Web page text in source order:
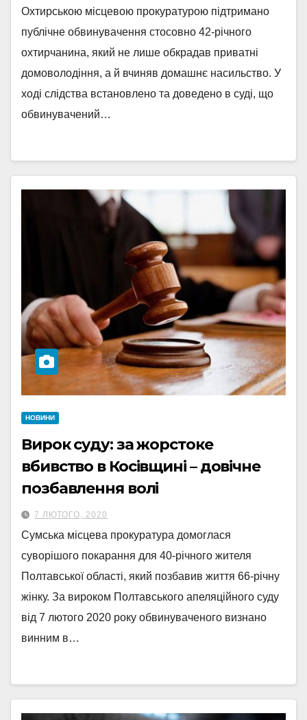
Охтирською місцевою прокуратурою підтримано
публічне обвинувачення стосовно 42-річного
охтирчанина, який не лише обкрадав приватні
домоволодіння, а й вчиняв домашнє насильство. У
ході слідства встановлено та доведено в суді, що
обвинувачений…
НОВИНИ
Вирок суду: за жорстоке
вбивство в Косівщині – довічне
позбавлення волі
7 ЛЮТОГО, 2020
Сумська місцева прокуратура домоглася
суворішого покарання для 40-річного жителя
Полтавської області, який позбавив життя 66-річну
жінку. За вироком Полтавського апеляційного суду
від 7 лютого 2020 року обвинуваченого визнано
винним в…